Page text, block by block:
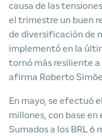
causa de las
el trimestre un buen
de diversificación de
implementó en la
tornó más resiliente a
afirma Roberto
En mayo, se efectuó
millones, con base en
Sumados a los BRL 6